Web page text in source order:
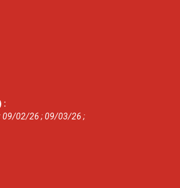
:
09/02/26 ; 09/03/26 ;